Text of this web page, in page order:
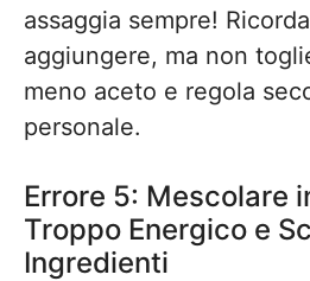
assaggia sempre!
aggiungere, ma non
meno aceto e regola
personale.
Errore 5: Mescolare
Troppo Energico e
Ingredienti